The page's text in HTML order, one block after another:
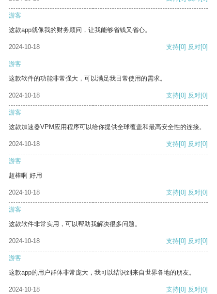
游客
这款app就像我的财务顾问，让我能够省钱又省心。
2024-10-18 支持[0] 反对[0]
游客
这款软件的功能非常强大，可以满足我日常使用的需求。
2024-10-18 支持[0] 反对[0]
游客
这款加速器VPM应用程序可以给你提供全球覆盖和最高安全性的连接。
2024-10-18 支持[0] 反对[0]
游客
超棒啊 好用
2024-10-18 支持[0] 反对[0]
游客
这款软件非常实用，可以帮助我解决很多问题。
2024-10-18 支持[0] 反对[0]
游客
这款app的用户群体非常庞大，我可以结识到来自世界各地的朋友。
2024-10-18 支持[0] 反对[0]